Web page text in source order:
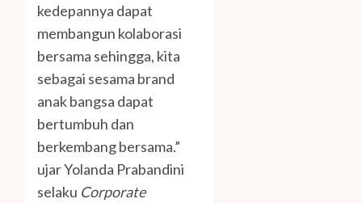
kedepannya dapat
membangun kolaborasi
bersama sehingga, kita
sebagai sesama brand
anak bangsa dapat
bertumbuh dan
berkembang bersama.”
ujar Yolanda Prabandini
selaku Corporate